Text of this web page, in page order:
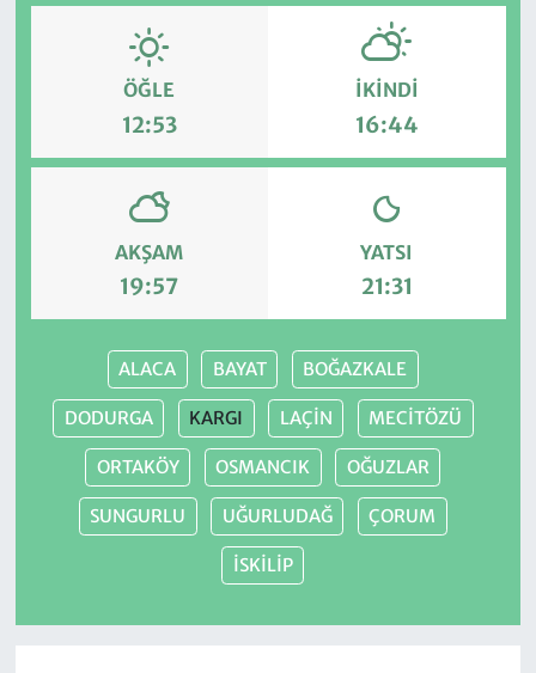
ÖĞLE
12:53
İKINDI
16:44
AKŞAM
19:57
YATSI
21:31
ALACA BAYAT BOĞAZKALE
DODURGA KARGI LAÇİN MECİTÖZÜ
ORTAKÖY OSMANCIK OĞUZLAR
SUNGURLU UĞURLUDAĞ ÇORUM
İSKİLİP